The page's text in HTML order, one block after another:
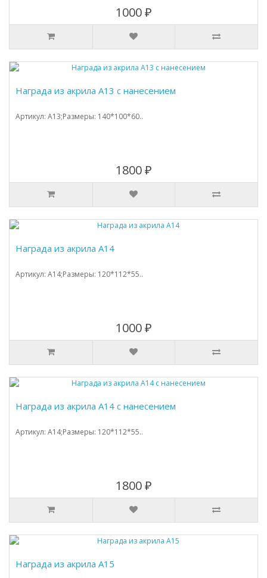
1000 ₽
Награда из акрила А13 с нанесением
Артикул: A13;Размеры: 140*100*60..
1800 ₽
Награда из акрила А14
Артикул: A14;Размеры: 120*112*55..
1000 ₽
Награда из акрила А14 с нанесением
Артикул: A14;Размеры: 120*112*55..
1800 ₽
Награда из акрила А15